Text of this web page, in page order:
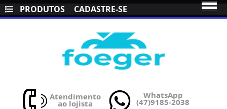
PRODUTOS CADASTRE-SE
Atendimento
ao lojista
WhatsApp
(47)9185-2038